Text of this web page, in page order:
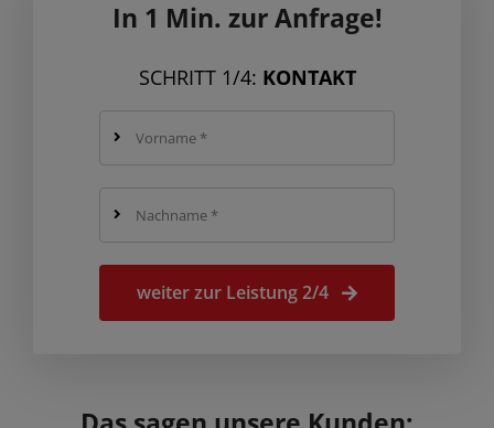
In 1 Min. zur Anfrage!
SCHRITT 1/4: KONTAKT
weiter zur Leistung 2/4